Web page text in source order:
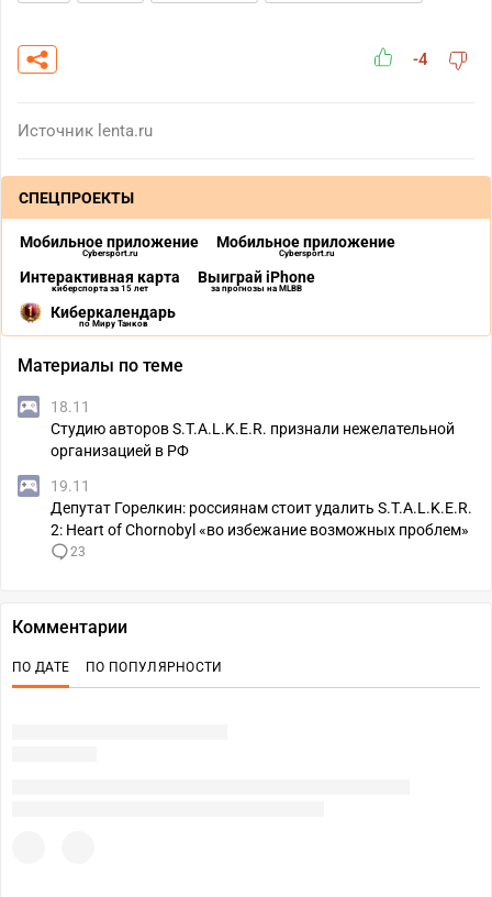
-4
Источник lenta.ru
СПЕЦПРОЕКТЫ
Мобильное приложение
Cybersport.ru
Мобильное приложение
Cybersport.ru
Интерактивная карта
киберспорта за 15 лет
Выиграй iPhone
за прогнозы на MLBB
Киберкалендарь
по Миру Танков
Материалы по теме
18.11
Студию авторов S.T.A.L.K.E.R. признали нежелательной
организацией в РФ
19.11
Депутат Горелкин: россиянам стоит удалить S.T.A.L.K.E.R.
2: Heart of Chornobyl «во избежание возможных проблем»
23
Комментарии
ПО ДАТЕ ПО ПОПУЛЯРНОСТИ